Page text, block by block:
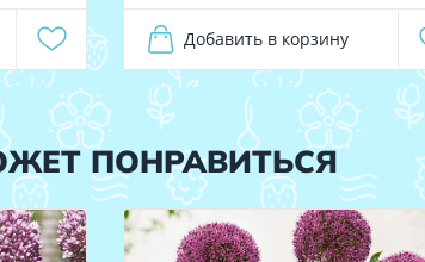
Добавить в корзину
ПОНРАВИТЬСЯ